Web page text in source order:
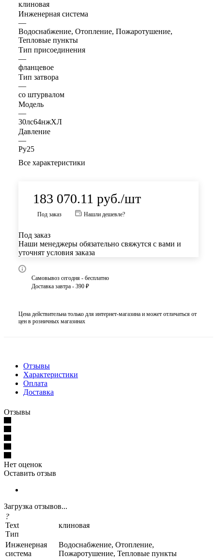
клиновая
Инженерная система
—
Водоснабжение, Отопление, Пожаротушение,
Тепловые пункты
Тип присоединения
—
фланцевое
Тип затвора
—
со штурвалом
Модель
—
30лс64нжХЛ
Давление
—
Ру25
Все характеристики
183 070.11 руб./шт
Под заказ Нашли дешевле?
Под заказ
Наши менеджеры обязательно свяжутся с вами и
уточнят условия заказа
Самовывоз сегодня - бесплатно
Доставка завтра - 390 ₽
Цена действительна только для интернет-магазина и может отличаться от
цен в розничных магазинах
Отзывы
Характеристики
Оплата
Доставка
Отзывы
Нет оценок
Оставить отзыв
Загрузка отзывов...
?
Text
Тип
клиновая
Инженерная
система
Водоснабжение, Отопление,
Пожаротушение, Тепловые пункты